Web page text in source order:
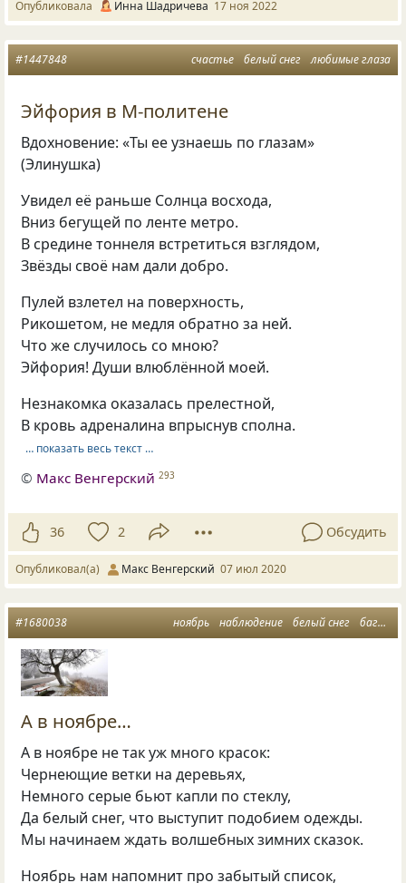
Опубликовала Инна Шадричева 17 ноя 2022
счастье белый снег любимые глаза
#1447848
Эйфория в М-политене
Вдохновение: «Ты ее узнаешь по глазам»
(Элинушка)
Увидел её раньше Солнца восхода,
Вниз бегущей по ленте метро.
В средине тоннеля встретиться взглядом,
Звёзды своё нам дали добро.
Пулей взлетел на поверхность,
Рикошетом, не медля обратно за ней.
Что же случилось со мною?
Эйфория! Души влюблённой моей.
Незнакомка оказалась прелестной,
В кровь адреналина впрыснув сполна.
… показать весь текст …
© Макс Венгерский 293
36 2 Обсудить
Опубликовал(а) Макс Венгерский 07 июл 2020
ноябрь наблюдение белый снег багаж от ноября
#1680038
А в ноябре…
А в ноябре не так уж много красок:
Чернеющие ветки на деревьях,
Немного серые бьют капли по стеклу,
Да белый снег, что выступит подобием одежды.
Мы начинаем ждать волшебных зимних сказок.
Ноябрь нам напомнит про забытый список,